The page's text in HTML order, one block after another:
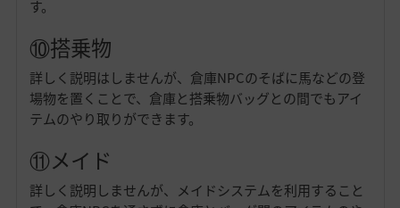
す。
⑩搭乗物
詳しく説明はしませんが、倉庫NPCのそばに馬などの登
場物を置くことで、倉庫と搭乗物バッグとの間でもアイ
テムのやり取りができます。
⑪メイド
詳しく説明しませんが、メイドシステムを利用すること